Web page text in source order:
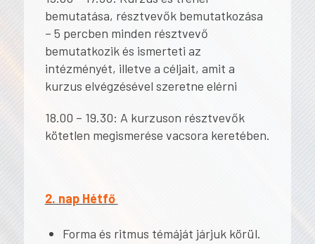
bemutatása, résztvevők bemutatkozása
– 5 percben minden résztvevő
bemutatkozik és ismerteti az
intézményét, illetve a céljait, amit a
kurzus elvégzésével szeretne elérni
18.00 – 19.30: A kurzuson résztvevők
kötetlen megismerése vacsora keretében.
2. nap Hétfő
Forma és ritmus témáját járjuk körül.